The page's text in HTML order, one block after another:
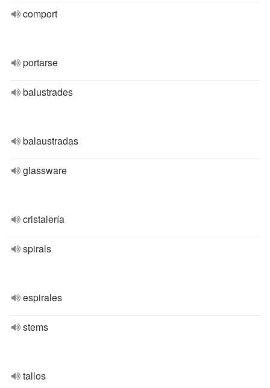
comport
portarse
balustrades
balaustradas
glassware
cristalería
spirals
espirales
stems
tallos